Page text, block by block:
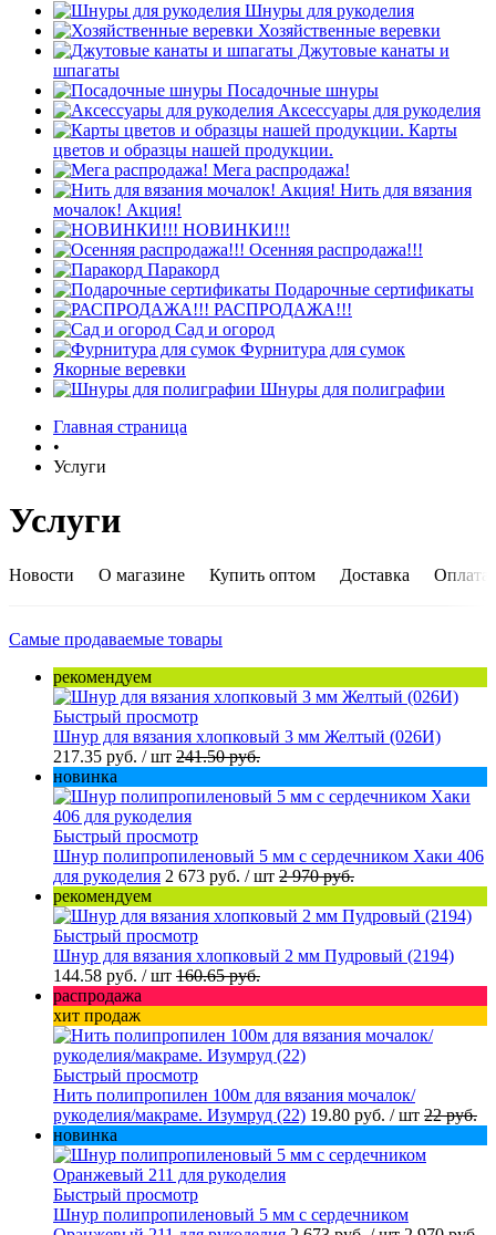
Шнуры для рукоделия
Хозяйственные веревки
Джутовые канаты и
шпагаты
Посадочные шнуры
Аксессуары для рукоделия
Карты
цветов и образцы нашей продукции.
Мега распродажа!
Нить для вязания
мочалок! Акция!
НОВИНКИ!!!
Осенняя распродажа!!!
Паракорд
Подарочные сертификаты
РАСПРОДАЖА!!!
Сад и огород
Фурнитура для сумок
Якорные веревки
Шнуры для полиграфии
Главная страница
•
Услуги
Услуги
Новости О магазине Купить оптом Доставка Оплата
Самые продаваемые товары
рекомендуем
Быстрый просмотр
Шнур для вязания хлопковый 3 мм Желтый (026И)
217.35 руб. / шт 241.50 руб.
новинка
Быстрый просмотр
Шнур полипропиленовый 5 мм с сердечником Хаки 406
для рукоделия 2 673 руб. / шт 2 970 руб.
рекомендуем
Быстрый просмотр
Шнур для вязания хлопковый 2 мм Пудровый (2194)
144.58 руб. / шт 160.65 руб.
распродажа
хит продаж
Быстрый просмотр
Нить полипропилен 100м для вязания мочалок/
рукоделия/макраме. Изумруд (22) 19.80 руб. / шт 22 руб.
новинка
Быстрый просмотр
Шнур полипропиленовый 5 мм с сердечником